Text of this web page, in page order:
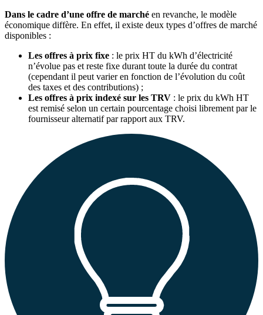
Dans le cadre d’une offre de marché en revanche, le modèle
économique diffère. En effet, il existe deux types d’offres de marché
disponibles :
Les offres à prix fixe : le prix HT du kWh d’électricité
n’évolue pas et reste fixe durant toute la durée du contrat
(cependant il peut varier en fonction de l’évolution du coût
des taxes et des contributions) ;
Les offres à prix indexé sur les TRV : le prix du kWh HT
est remisé selon un certain pourcentage choisi librement par le
fournisseur alternatif par rapport aux TRV.